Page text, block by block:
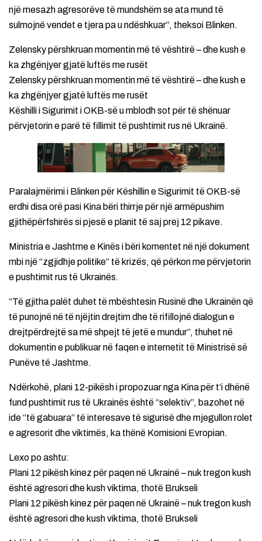
një mesazh agresorëve të mundshëm se ata mund të
sulmojnë vendet e tjera pa u ndëshkuar”, theksoi Blinken.
Zelensky përshkruan momentin më të vështirë – dhe kush e
ka zhgënjyer gjatë luftës me rusët
Zelensky përshkruan momentin më të vështirë – dhe kush e
ka zhgënjyer gjatë luftës me rusët
Këshilli i Sigurimit i OKB-së u mblodh sot për të shënuar
përvjetorin e parë të fillimit të pushtimit rus në Ukrainë.
Paralajmërimi i Blinken për Këshillin e Sigurimit të OKB-së
erdhi disa orë pasi Kina bëri thirrje për një armëpushim
gjithëpërfshirës si pjesë e planit të saj prej 12 pikave.
Ministria e Jashtme e Kinës i bëri komentet në një dokument
mbi një “zgjidhje politike” të krizës, që përkon me përvjetorin
e pushtimit rus të Ukrainës.
“Të gjitha palët duhet të mbështesin Rusinë dhe Ukrainën që
të punojnë në të njëjtin drejtim dhe të rifillojnë dialogun e
drejtpërdrejtë sa më shpejt të jetë e mundur”, thuhet në
dokumentin e publikuar në faqen e internetit të Ministrisë së
Punëve të Jashtme.
Ndërkohë, plani 12-pikësh i propozuar nga Kina për t’i dhënë
fund pushtimit rus të Ukrainës është “selektiv”, bazohet në
ide “të gabuara” të interesave të sigurisë dhe mjegullon rolet
e agresorit dhe viktimës, ka thënë Komisioni Evropian.
Lexo po ashtu:
Plani 12 pikësh kinez për paqen në Ukrainë – nuk tregon kush
është agresori dhe kush viktima, thotë Brukseli
Plani 12 pikësh kinez për paqen në Ukrainë – nuk tregon kush
është agresori dhe kush viktima, thotë Brukseli